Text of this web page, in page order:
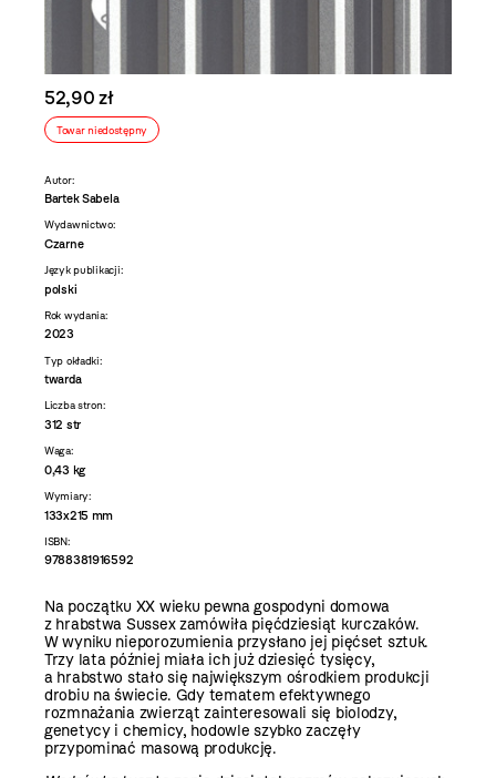
52,90 zł
Towar niedostępny
Autor:
Bartek Sabela
Wydawnictwo:
Czarne
Język publikacji:
polski
Rok wydania:
2023
Typ okładki:
twarda
Liczba stron:
312 str
Waga:
0,43 kg
Wymiary:
133x215 mm
ISBN:
9788381916592
Na początku XX wieku pewna gospodyni domowa
z hrabstwa Sussex zamówiła pięćdziesiąt kurczaków.
W wyniku nieporozumienia przysłano jej pięćset sztuk.
Trzy lata później miała ich już dziesięć tysięcy,
a hrabstwo stało się największym ośrodkiem produkcji
drobiu na świecie. Gdy tematem efektywnego
rozmnażania zwierząt zainteresowali się biolodzy,
genetycy i chemicy, hodowle szybko zaczęły
przypominać masową produkcję.